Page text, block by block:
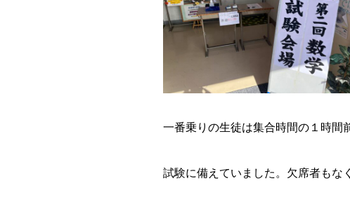
一番乗りの生徒は集合時間の１時間
試験に備えていました。欠席者もな